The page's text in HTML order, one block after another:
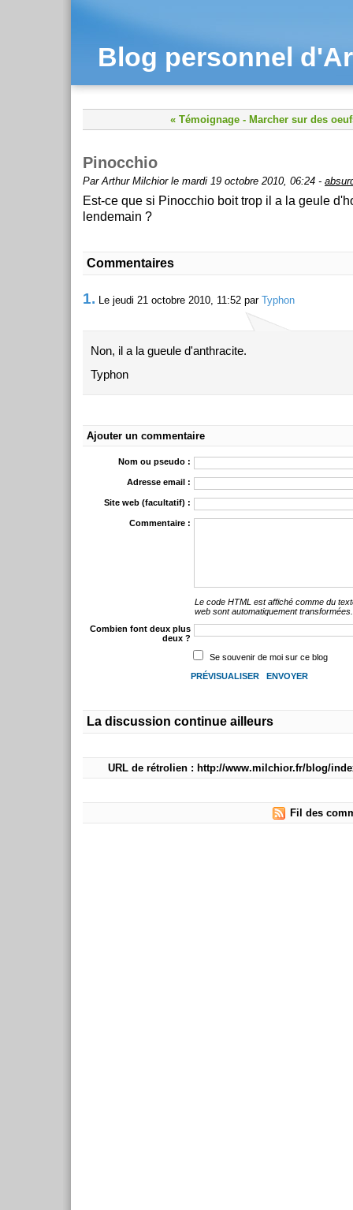
Blog personnel
« Témoignage - Marcher sur des
Pinocchio
Par Arthur Milchior le mardi 19 octobre 2010, 06:24 -
Est-ce que si Pinocchio boit trop il a la geule
lendemain ?
Commentaires
1. Le jeudi 21 octobre 2010, 11:52 par Typhon
Non, il a la gueule d'anthracite.
Typhon
Ajouter un commentaire
Nom ou pseudo :
Adresse email :
Site web (facultatif) :
Commentaire :
Le code HTML est affiché comme du
web sont automatiquement transformées.
Combien font deux plus
deux ?
Se souvenir de moi sur ce blog
La discussion continue ailleurs
URL de rétrolien : http://www.milchior.fr/blog/
Fil des